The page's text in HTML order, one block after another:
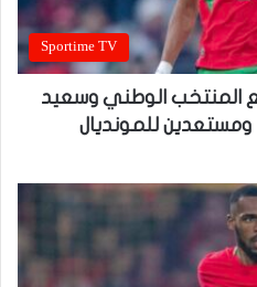
Sportime TV
المنتخب الوطني وسعيد
ومستعدين للمونديال